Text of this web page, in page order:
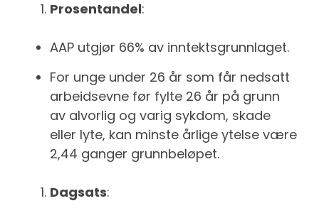
Prosentandel:
AAP utgjør 66% av inntektsgrunnlaget.
For unge under 26 år som får nedsatt
arbeidsevne før fylte 26 år på grunn
av alvorlig og varig sykdom, skade
eller lyte, kan minste årlige ytelse være
2,44 ganger grunnbeløpet.
Dagsats: